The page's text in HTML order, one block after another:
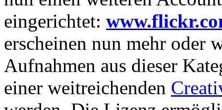
eingerichtet:
erscheinen nun mehr oder
Aufnahmen aus dieser
einer weitreichenden